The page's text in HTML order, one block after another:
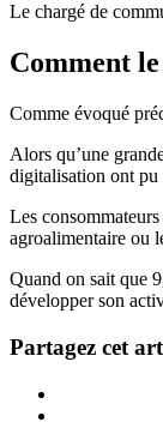
Le chargé de
Comment
Comme évoqué
Alors qu’une
digitalisation ont pu
Les
agroalimentaire ou
Quand on sait que
développer son
Partagez cet